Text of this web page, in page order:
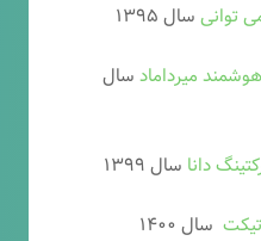
توانی سال ۱۳۹۵
میرداماد سال
دانا سال ۱۳۹۹
سال ۱۴۰۰